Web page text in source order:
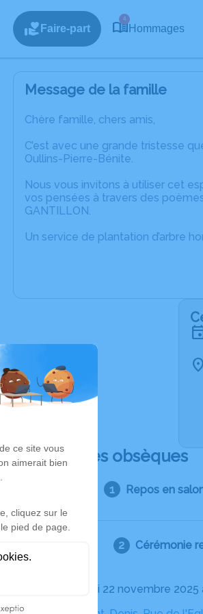
Faire-part
4
Hommages
Message de la famille
Chère famille, chers amis,
C’est avec une grande tristesse
Oullins-Pierre-Bénite.
Nous vous invitons à utiliser cet
vos pensées à travers des
GANTILLON.
Un service de plantation d’arbre
Déroulé des obsèques
Repos en
Cérémonie
Le samedi 22 novembre